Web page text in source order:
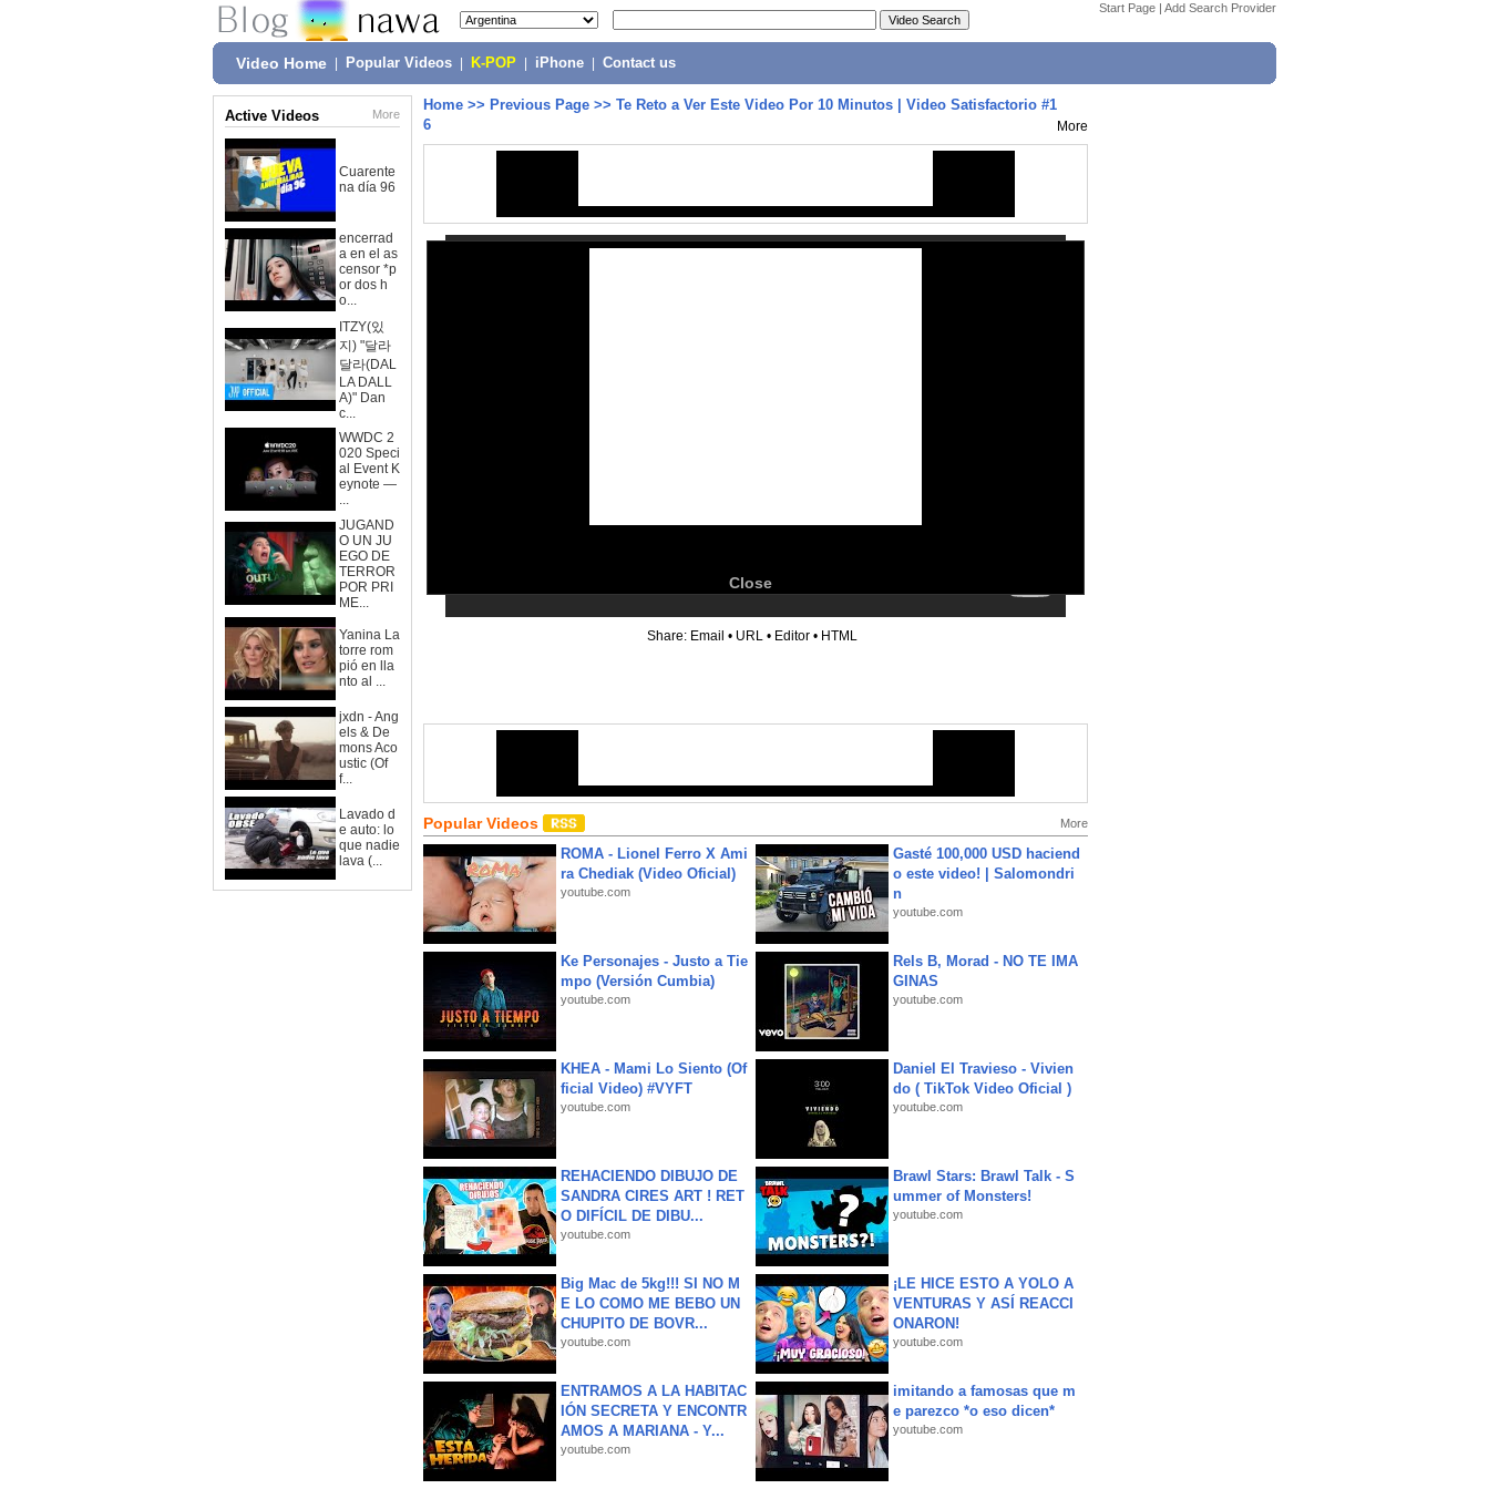
Start Page | Add Search Provider
Video Home Popular Videos K-POP iPhone Contact us
Active Videos More
Cuarente
na día 96
encerrad
a en el as
censor *p
or dos h
o...
ITZY(있
지) "달라
달라(DAL
LA DALL
A)" Dan
c...
WWDC 2
020 Speci
al Event K
eynote —
...
JUGAND
O UN JU
EGO DE
TERROR
POR PRI
ME...
Yanina La
torre rom
pió en lla
nto al ...
jxdn - Ang
els & De
mons Aco
ustic (Of
f...
Lavado d
e auto: lo
que nadie
lava (...
Home >> Previous Page >> Te Reto a Ver Este Video Por 10 Minutos | Video Satisfactorio #1
6
More
Close
Share: Email • URL • Editor • HTML
Popular Videos More
ROMA - Lionel Ferro X Ami
ra Chediak (Video Oficial)
youtube.com
Gasté 100,000 USD haciend
o este video! | Salomondri
n
youtube.com
Ke Personajes - Justo a Tie
mpo (Versión Cumbia)
youtube.com
Rels B, Morad - NO TE IMA
GINAS
youtube.com
KHEA - Mami Lo Siento (Of
ficial Video) #VYFT
youtube.com
Daniel El Travieso - Vivien
do ( TikTok Video Oficial )
youtube.com
REHACIENDO DIBUJO DE
SANDRA CIRES ART ! RET
O DIFÍCIL DE DIBU...
youtube.com
Brawl Stars: Brawl Talk - S
ummer of Monsters!
youtube.com
Big Mac de 5kg!!! SI NO M
E LO COMO ME BEBO UN
CHUPITO DE BOVR...
youtube.com
¡LE HICE ESTO A YOLO A
VENTURAS Y ASÍ REACCI
ONARON!
youtube.com
ENTRAMOS A LA HABITAC
IÓN SECRETA Y ENCONTR
AMOS A MARIANA - Y...
youtube.com
imitando a famosas que m
e parezco *o eso dicen*
youtube.com